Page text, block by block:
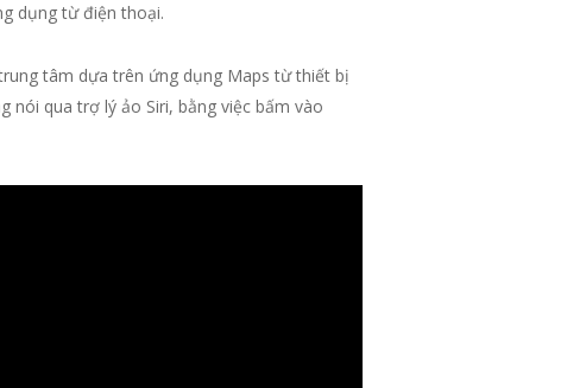
dụng từ điện thoại.
tâm dựa trên ứng dụng Maps từ thiết bị
nói qua trợ lý ảo Siri, bằng việc bấm vào